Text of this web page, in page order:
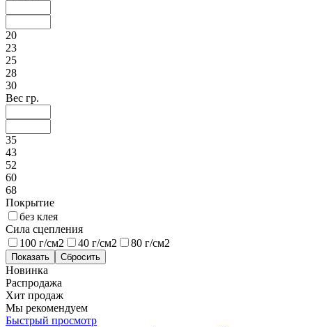
20
23
25
28
30
Вес гр.
35
43
52
60
68
Покрытие
без клея
Сила сцепления
100 г/см2
40 г/см2 80 г/см2
Новинка
Распродажа
Хит продаж
Мы рекомендуем
Быстрый просмотр